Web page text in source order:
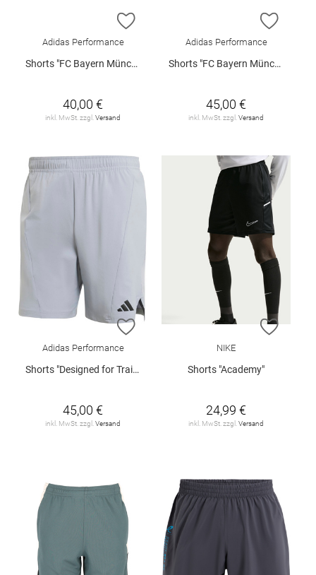
ZUR WUNSCHLISTE HINZUFÜGEN
Adidas Performance
Shorts "FC Bayern München Heimtrikot"
40,00 €
inkl. MwSt. zzgl.Versand
ZUR
Adidas Performance
Shorts "FC Bayern München Heimtrikot"
45,00 €
inkl. MwSt. zzgl.Versand
ZUR WUNSCHLISTE HINZUFÜGEN
Adidas Performance
Shorts "Designed for Training"
45,00 €
inkl. MwSt. zzgl.Versand
ZUR
NIKE
Shorts "Academy"
24,99 €
inkl. MwSt. zzgl.Versand